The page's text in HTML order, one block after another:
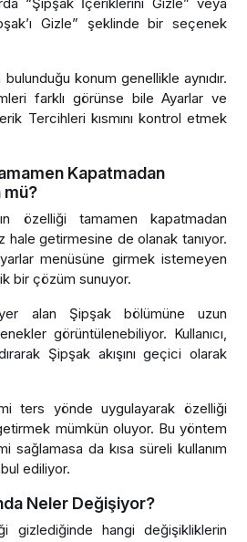
Gizle” şeklinde bir seçenek
konum genellikle aynıdır.
farklı görünse bile Ayarlar ve
Tercihleri kısmını kontrol etmek
Kapatmadan
mü?
özelliği tamamen kapatmadan
getirmesine de olanak tanıyor.
menüsüne girmek istemeyen
bir çözüm sunuyor.
alan Şipşak bölümüne uzun
görüntülenebiliyor. Kullanıcı,
Şipşak akışını geçici olarak
ters yönde uygulayarak özelliği
mümkün oluyor. Bu yöntem
sağlamasa da kısa süreli kullanım
ediliyor.
Neler Değişiyor?
gizlediğinde hangi değişikliklerin